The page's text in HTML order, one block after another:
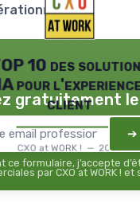
.
10 des
pour
client
CXO at WORK ! — 2026
gratuitement
➔
ce formulaire, j’accepte
par CXO at WORK !